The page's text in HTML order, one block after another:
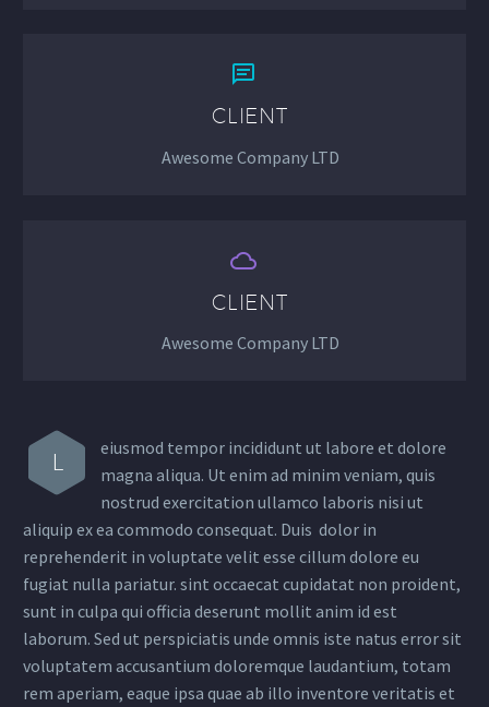


CLIENT
Awesome Company LTD


CLIENT
Awesome Company LTD
L
eiusmod tempor incididunt ut labore et dolore
magna aliqua. Ut enim ad minim veniam, quis
nostrud exercitation ullamco laboris nisi ut
aliquip ex ea commodo consequat. Duis dolor in
reprehenderit in voluptate velit esse cillum dolore eu
fugiat nulla pariatur. sint occaecat cupidatat non proident,
sunt in culpa qui officia deserunt mollit anim id est
laborum. Sed ut perspiciatis unde omnis iste natus error sit
voluptatem accusantium doloremque laudantium, totam
rem aperiam, eaque ipsa quae ab illo inventore veritatis et